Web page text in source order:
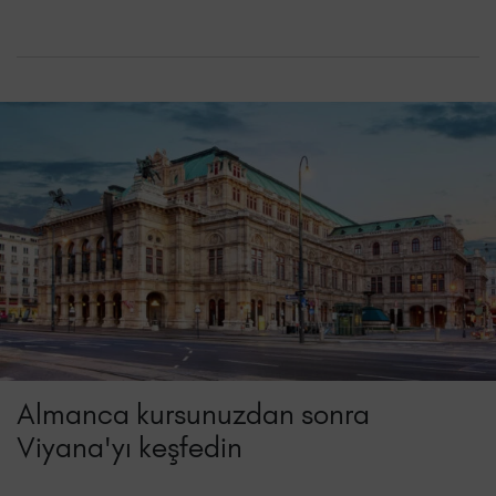
Almanca kursunuzdan sonra
Viyana'yı keşfedin